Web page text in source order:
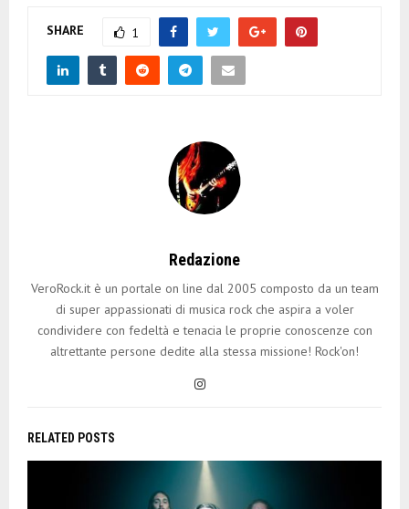
SHARE 1
Redazione
VeroRock.it è un portale on line dal 2005 composto da un team
di super appassionati di musica rock che aspira a voler
condividere con fedeltà e tenacia le proprie conoscenze con
altrettante persone dedite alla stessa missione! Rock'on!
RELATED POSTS